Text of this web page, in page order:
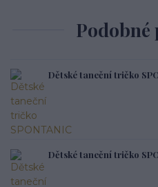
Dětské taneční tričko
Dětské taneční tričko